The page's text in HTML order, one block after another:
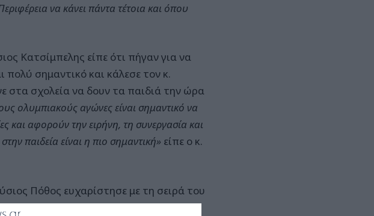
να κάνει πάντα τέτοια και όπου
Κατσίμπελης είπε ότι πήγαν για να
πολύ σημαντικό και κάλεσε τον κ.
στα σχολεία να δουν τα παιδιά την ώρα
ολυμπιακούς αγώνες είναι σημαντικό να
και αφορούν την ειρήνη, τη συνεργασία και
παιδεία είναι η πιο σημαντική» είπε ο κ.
Πόθος ευχαρίστησε με τη σειρά του
στα παιδιά πολλές δεξιότητες